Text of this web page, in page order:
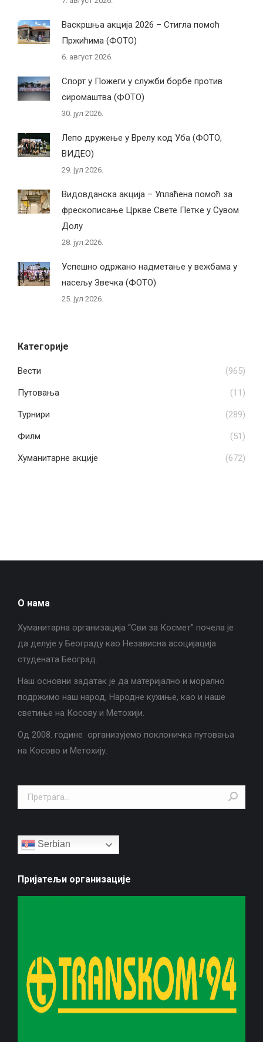
Васкршња акција 2026 – Стигла помоћ
Пржићима (ФОТО)
6. август 2026.
Спорт у Пожеги у служби борбе против
сиромаштва (ФОТО)
30. јул 2026.
Лепо дружење у Врелу код Уба (ФОТО,
ВИДЕО)
29. јул 2026.
Видовданска акција – Уплаћена помоћ за
фрескописање Цркве Свете Петке у Сувом
Долу
28. јул 2026.
Успешно одржано надметање у вежбама у
насељу Звечка (ФОТО)
25. јул 2026.
Категорије
Вести (965)
Путовања (11)
Турнири (289)
Филм (51)
Хуманитарне акције (672)
О нама
Хуманитарна организација “Сви за Космет” почела је
да делује у Београду као Независна асоцијација
студената Београд.
Наш основни задатак је да материјално и морално
подржимо наш народ, Народне кухиње, као и наше
светиње на Косову и Метохији.
Од 2008. године организујемо поклоничка путовања
на Косово и Метохију.
Search:
Serbian
Пријатељи организације